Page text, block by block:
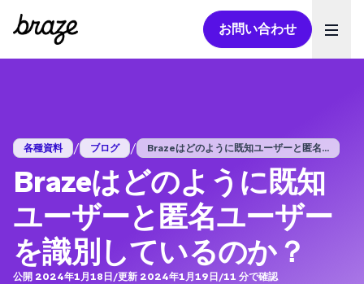
お問い合わせ
各種資料 / ブログ / Brazeはどのように既知ユーザーと匿名...
Brazeはどのように既知
ユーザーと匿名ユーザー
を識別しているのか？
公開 2024年1月18日/更新 2024年1月19日/11 分で確認